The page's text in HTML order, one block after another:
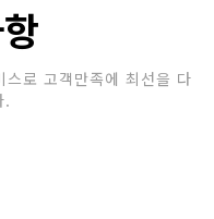
스로 고객만족에 최선을 다
.